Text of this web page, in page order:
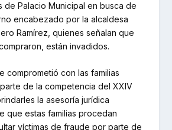
de Palacio Municipal en busca de
encabezado por la alcaldesa
Ramírez, quienes señalan que
están invadidos.
comprometió con las familias
de la competencia del XXIV
la asesoría jurídica
que estas familias procedan
víctimas de fraude por parte de